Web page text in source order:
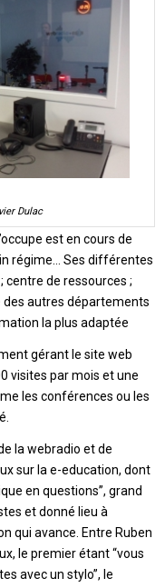
Dulac
est en cours de
régime… Ses différentes
centre de ressources ;
des autres départements
la plus adaptée
gérant le site web
visites par mois et une
les conférences ou les
la webradio et de
sur la e-education, dont
en questions”, grand
et donné lieu à
qui avance. Entre Ruben
le premier étant “vous
avec un stylo”, le